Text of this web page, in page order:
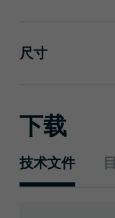
尺寸
下载
技术文件